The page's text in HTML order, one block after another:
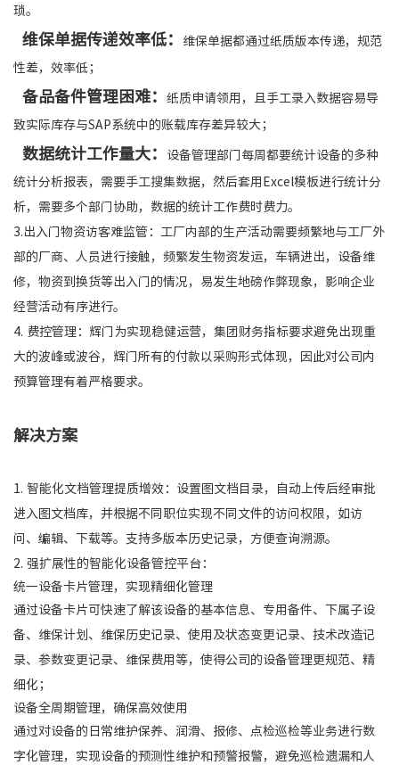
琐。
维保单据传递效率低： 维保单据都通过纸质版本传递，规范
性差，效率低；
备品备件管理困难： 纸质申请领用，且手工录入数据容易导
致实际库存与SAP系统中的账载库存差异较大；
数据统计工作量大： 设备管理部门每周都要统计设备的多种
统计分析报表，需要手工搜集数据，然后套用Excel模板进行统计分
析，需要多个部门协助，数据的统计工作费时费力。
3.出入门物资访客难监管：工厂内部的生产活动需要频繁地与工厂外
部的厂商、人员进行接触，频繁发生物资发运，车辆进出，设备维
修，物资到换货等出入门的情况，易发生地磅作弊现象，影响企业
经营活动有序进行。
4. 费控管理：辉门为实现稳健运营，集团财务指标要求避免出现重
大的波峰或波谷，辉门所有的付款以采购形式体现，因此对公司内
预算管理有着严格要求。
解决方案
1. 智能化文档管理提质增效：设置图文档目录，自动上传后经审批
进入图文档库，并根据不同职位实现不同文件的访问权限，如访
问、编辑、下载等。支持多版本历史记录，方便查询溯源。
2. 强扩展性的智能化设备管控平台：
统一设备卡片管理，实现精细化管理
通过设备卡片可快速了解该设备的基本信息、专用备件、下属子设
备、维保计划、维保历史记录、使用及状态变更记录、技术改造记
录、参数变更记录、维保费用等，使得公司的设备管理更规范、精
细化；
设备全周期管理，确保高效使用
通过对设备的日常维护保养、润滑、报修、点检巡检等业务进行数
字化管理，实现设备的预测性维护和预警报警，避免巡检遗漏和人